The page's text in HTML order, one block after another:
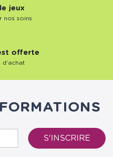
jeux
nos soins
offerte
d'achat